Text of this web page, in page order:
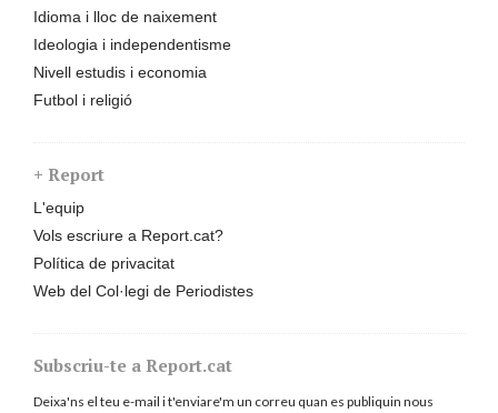
Idioma i lloc de naixement
Ideologia i independentisme
Nivell estudis i economia
Futbol i religió
+ Report
L'equip
Vols escriure a Report.cat?
Política de privacitat
Web del Col·legi de Periodistes
Subscriu-te a Report.cat
Deixa'ns el teu e-mail i t'enviare'm un correu quan es publiquin nous